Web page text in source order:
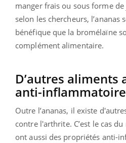
manger frais ou sous forme de
selon les chercheurs, l’ananas
bénéfique que la bromélaïne
complément alimentaire.
D’autres aliments
anti-
Outre l’ananas, il existe
contre l'arthrite. C’est le cas
ont aussi des propriétés anti-